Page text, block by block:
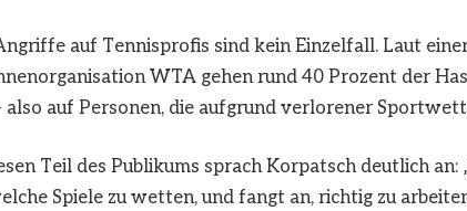
auf Tennisprofis sind kein Einzelfall. Laut
WTA gehen rund 40 Prozent der
also auf Personen, die aufgrund verlorener
Teil des Publikums sprach Korpatsch deutlich
Spiele zu wetten, und fangt an, richtig zu